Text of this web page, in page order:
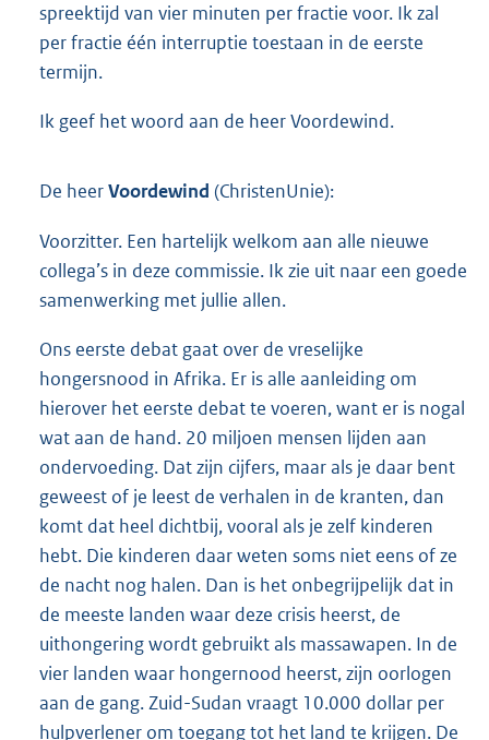
spreektijd van vier minuten per fractie voor. Ik zal
per fractie één interruptie toestaan in de eerste
termijn.
Ik geef het woord aan de heer Voordewind.
De heerVoordewind (ChristenUnie):
Voorzitter. Een hartelijk welkom aan alle nieuwe
collega’s in deze commissie. Ik zie uit naar een goede
samenwerking met jullie allen.
Ons eerste debat gaat over de vreselijke
hongersnood in Afrika. Er is alle aanleiding om
hierover het eerste debat te voeren, want er is nogal
wat aan de hand. 20 miljoen mensen lijden aan
ondervoeding. Dat zijn cijfers, maar als je daar bent
geweest of je leest de verhalen in de kranten, dan
komt dat heel dichtbij, vooral als je zelf kinderen
hebt. Die kinderen daar weten soms niet eens of ze
de nacht nog halen. Dan is het onbegrijpelijk dat in
de meeste landen waar deze crisis heerst, de
uithongering wordt gebruikt als massawapen. In de
vier landen waar hongernood heerst, zijn oorlogen
aan de gang. Zuid-Sudan vraagt 10.000 dollar per
hulpverlener om toegang tot het land te krijgen. De